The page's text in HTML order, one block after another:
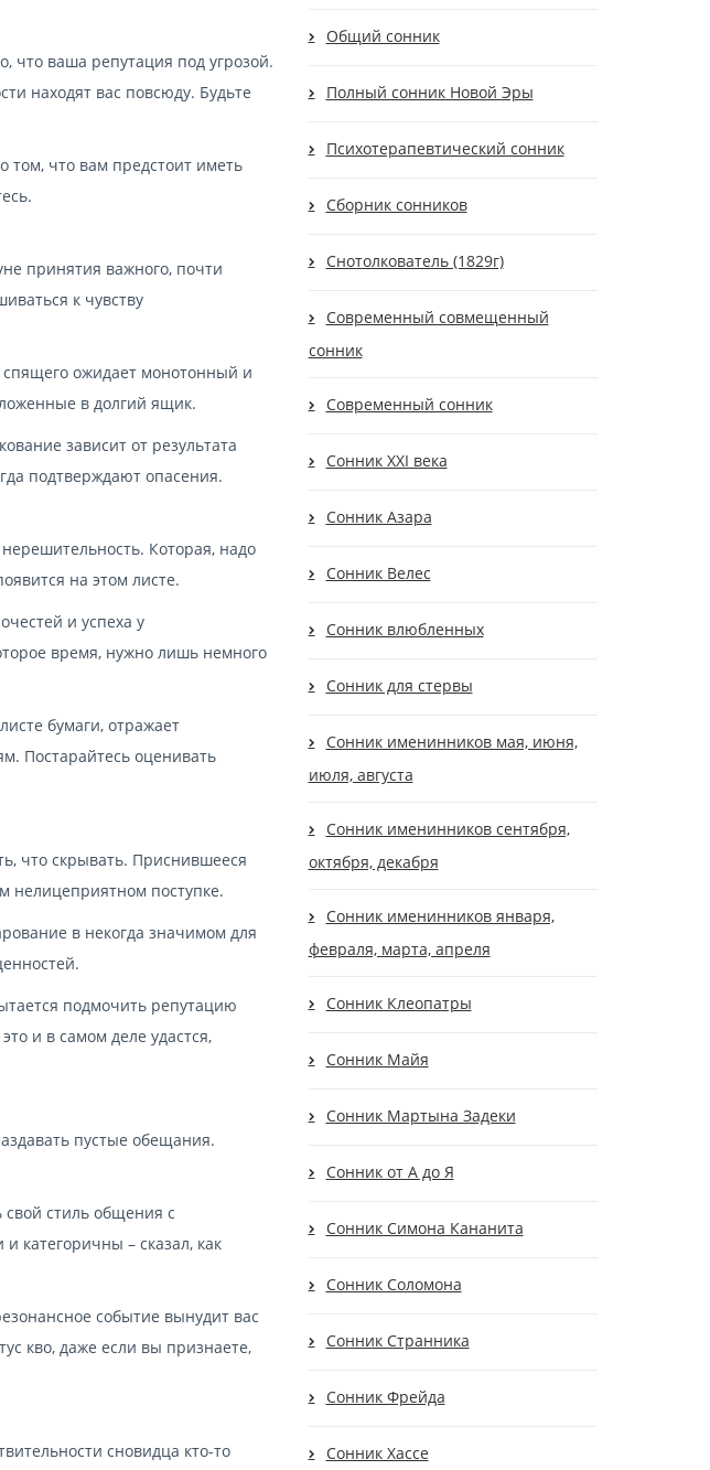
что ваша репутация под угрозой.
находят вас повсюду. Будьте
том, что вам предстоит иметь
принятия важного, почти
к чувству
спящего ожидает монотонный и
в долгий ящик.
зависит от результата
подтверждают опасения.
Которая, надо
на этом листе.
и успеха у
время, нужно лишь немного
бумаги, отражает
Постарайтесь оценивать
что скрывать. Приснившееся
нелицеприятном поступке.
в некогда значимом для
подмочить репутацию
и в самом деле удастся,
пустые обещания.
свой стиль общения с
категоричны – сказал, как
событие вынудит вас
кво, даже если вы признаете,
сновидца кто-то
Общий сонник
Полный сонник Новой Эры
Психотерапевтический сонник
Сборник сонников
Снотолкователь (1829г)
Современный cовмещенный
сонник
Современный сонник
Сонник XXI века
Сонник Азара
Сонник Велес
Сонник влюбленных
Сонник для стервы
Сонник именинников мая, июня,
июля, августа
Сонник именинников сентября,
октября, декабря
Сонник именинников января,
февраля, марта, апреля
Сонник Клеопатры
Сонник Майя
Сонник Мартына Задеки
Сонник от А до Я
Сонник Симона Кананита
Сонник Соломона
Сонник Странника
Сонник Фрейда
Сонник Хассе